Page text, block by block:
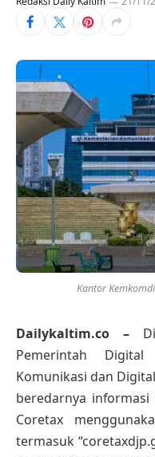
Kantor
Dailykaltim.co –
Pemerintah
Komunikasi dan
beredarnya
Coretax
termasuk